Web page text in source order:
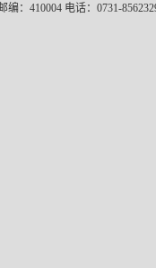
：410004 电话：0731-